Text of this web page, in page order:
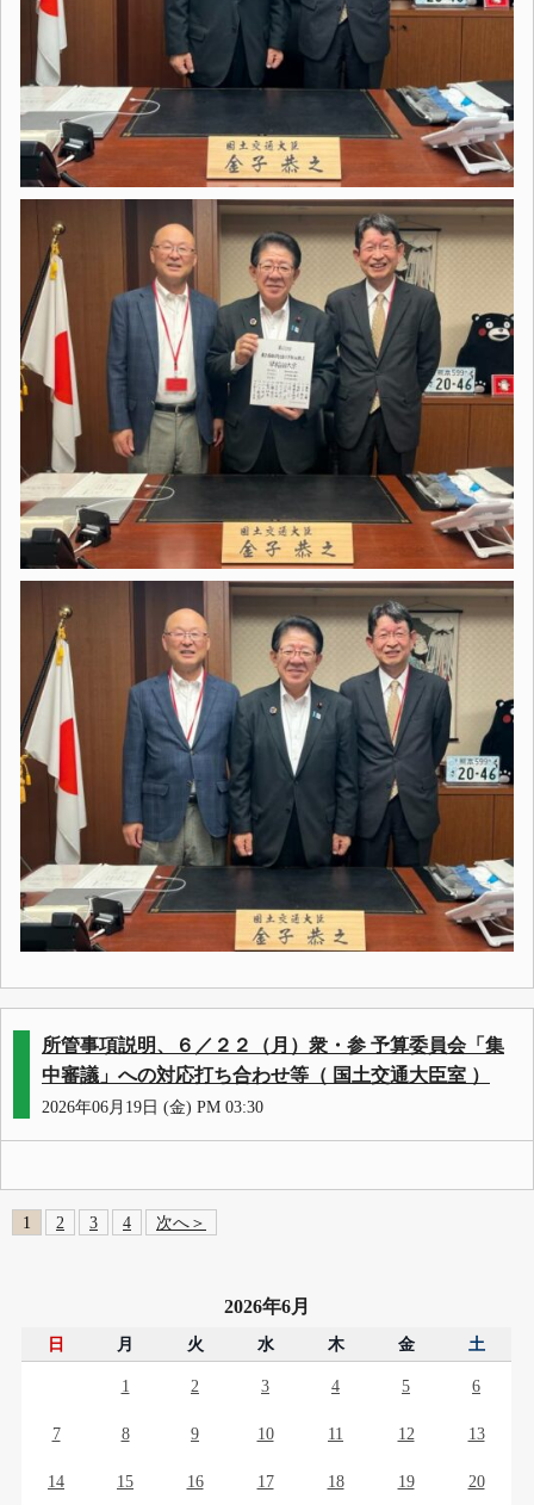
所管事項説明、６／２２（月）衆・参 予算委員会「集
中審議」への対応打ち合わせ等（ 国土交通大臣室 ）
2026年06月19日 (金) PM 03:30
1 2 3 4 次へ＞
2026年6月
日 月 火 水 木 金 土
1 2 3 4 5 6
7 8 9 10 11 12 13
14 15 16 17 18 19 20